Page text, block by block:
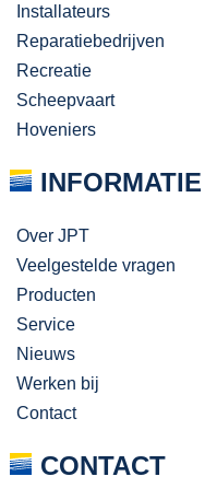
Installateurs
Reparatiebedrijven
Recreatie
Scheepvaart
Hoveniers
INFORMATIE
Over JPT
Veelgestelde vragen
Producten
Service
Nieuws
Werken bij
Contact
CONTACT